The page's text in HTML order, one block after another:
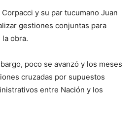
y su par tucumano Juan
gestiones conjuntas para
obra.
poco se avanzó y los meses
cruzadas por supuestos
entre Nación y los